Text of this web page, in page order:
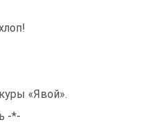
«Явой».
-*-